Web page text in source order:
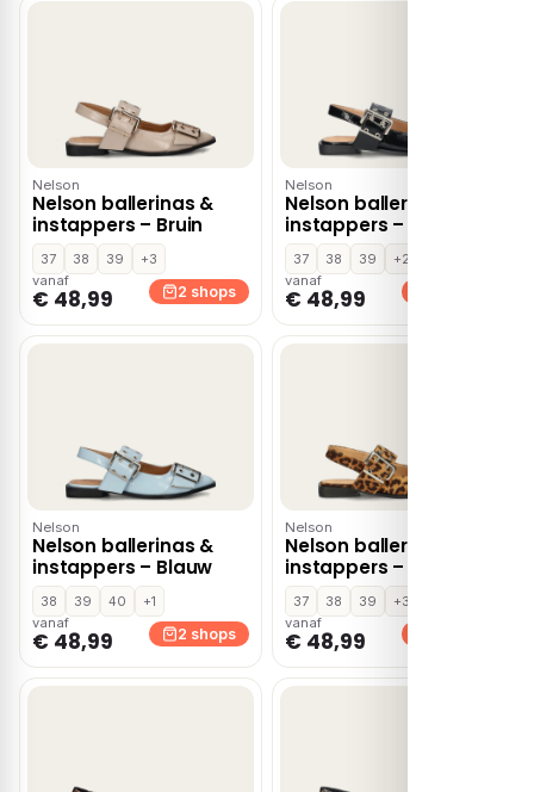
Nelson
Nelson ballerinas &
instappers – Bruin
37 38 39
+3
vanaf
€ 48,99 2 shops
Nelson
Nelson ballerinas &
instappers – Zwart
37 38 39
+2
vanaf
€ 48,99
Nelson
Nelson ballerinas &
instappers – Blauw
38 39 40
+1
vanaf
€ 48,99 2 shops
Nelson
Nelson ballerinas &
instappers – Beige
37 38 39
+3
vanaf
€ 48,99